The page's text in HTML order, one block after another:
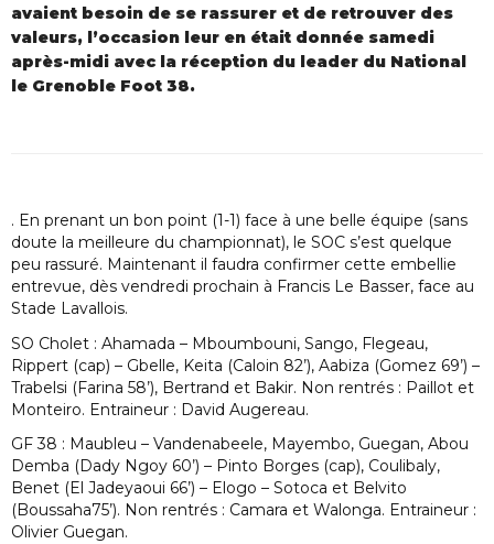
avaient besoin de se rassurer et de retrouver des
valeurs, l’occasion leur en était donnée samedi
après-midi avec la réception du leader du National
le Grenoble Foot 38.
. En prenant un bon point (1-1) face à une belle équipe (sans
doute la meilleure du championnat), le SOC s’est quelque
peu rassuré. Maintenant il faudra confirmer cette embellie
entrevue, dès vendredi prochain à Francis Le Basser, face au
Stade Lavallois.
SO Cholet : Ahamada – Mboumbouni, Sango, Flegeau,
Rippert (cap) – Gbelle, Keita (Caloin 82’), Aabiza (Gomez 69’) –
Trabelsi (Farina 58’), Bertrand et Bakir. Non rentrés : Paillot et
Monteiro. Entraineur : David Augereau.
GF 38 : Maubleu – Vandenabeele, Mayembo, Guegan, Abou
Demba (Dady Ngoy 60’) – Pinto Borges (cap), Coulibaly,
Benet (El Jadeyaoui 66’) – Elogo – Sotoca et Belvito
(Boussaha75’). Non rentrés : Camara et Walonga. Entraineur :
Olivier Guegan.